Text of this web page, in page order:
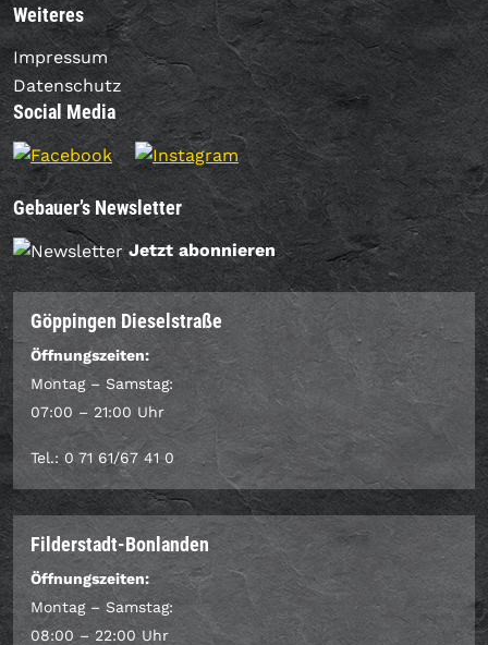
Weiteres
Impressum
Datenschutz
Social Media
Gebauer’s Newsletter
Jetzt abonnieren
Göppingen Dieselstraße
Öffnungszeiten:
Montag – Samstag:
07:00 – 21:00 Uhr
Tel.: 0 71 61/67 41 0
Filderstadt-Bonlanden
Öffnungszeiten:
Montag – Samstag:
08:00 – 22:00 Uhr